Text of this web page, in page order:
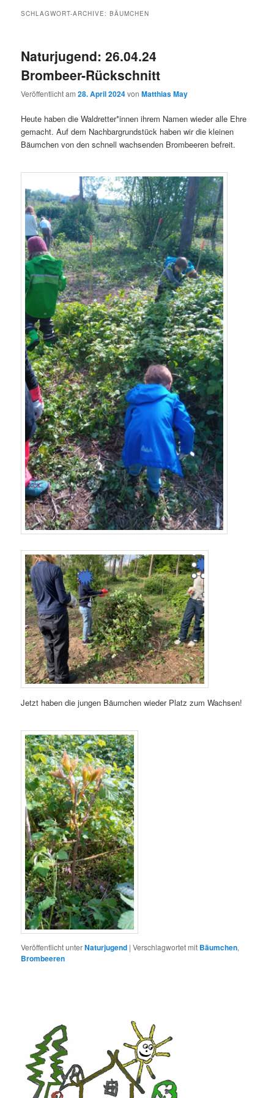
SCHLAGWORT-ARCHIVE:BÄUMCHEN
Naturjugend: 26.04.24
Brombeer-Rückschnitt
Veröffentlicht am28. April 2024vonMatthias May
Heute haben die Waldretter*innen ihrem Namen wieder alle Ehre
gemacht. Auf dem Nachbargrundstück haben wir die kleinen
Bäumchen von den schnell wachsenden Brombeeren befreit.
Jetzt haben die jungen Bäumchen wieder Platz zum Wachsen!
Veröffentlicht unterNaturjugend |Verschlagwortet mit Bäumchen,
Brombeeren